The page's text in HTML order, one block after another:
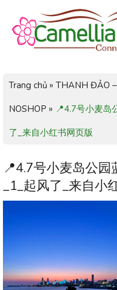
Trang chủ » THANH ĐẢO
NOSHOP » 📍4.7号小麦岛
了_来自小红书网页版
📍4.7号小麦岛公园
_1_起风了_来自小